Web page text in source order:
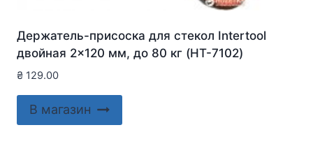
Держатель-присоска для стекол Intertool
двойная 2×120 мм, до 80 кг (HT-7102)
₴ 129.00
В магазин